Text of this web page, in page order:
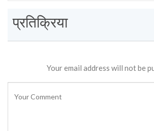
प्रतिक्रिया
Your email address will not be